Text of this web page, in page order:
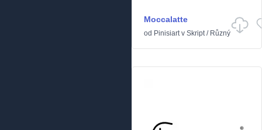
Moccalatte
od Pinisiartv Skript/ Různý